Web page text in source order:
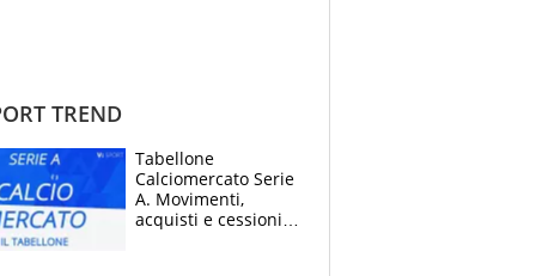
TREND
Tabellone
Calciomercato Serie
A. Movimenti,
acquisti e cessioni: